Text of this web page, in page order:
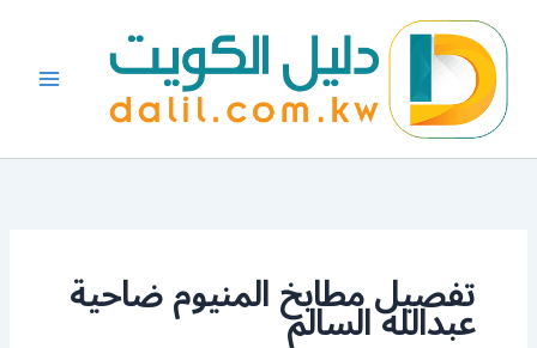
المحتوى
تفصيل مطابخ المنيوم ضاحية
عبدالله السالم